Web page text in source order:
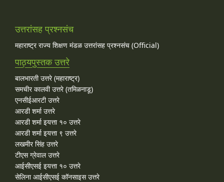
उत्तरांसह प्रश्नसंच
महाराष्ट्र राज्य शिक्षण मंडळ उत्तरांसह प्रश्नसंच (Official)
पाठ्यपुस्तक उत्तरे
बालभारती उत्तरे (महाराष्ट्र)
समचीर कालवी उत्तरे (तमिळनाडू)
एनसीईआरटी उत्तरे
आरडी शर्मा उत्तरे
आरडी शर्मा इयत्ता १० उत्तरे
आरडी शर्मा इयत्ता ९ उत्तरे
लखमीर सिंह उत्तरे
टीएस ग्रेवाल उत्तरे
आईसीएसई इयत्ता १० उत्तरे
सेलिना आईसीएसई कॉनसाइस उत्तरे